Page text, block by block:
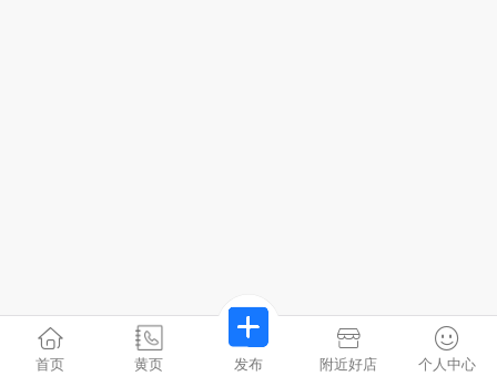
首页 黄页 发布 附近好店 个人中心